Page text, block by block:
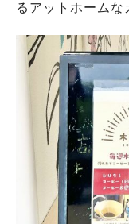
るアットホームな